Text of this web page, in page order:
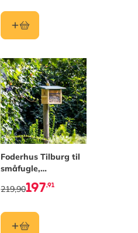
Foderhus Tilburg til
småfugle,
vægmontering
197,91
219,90